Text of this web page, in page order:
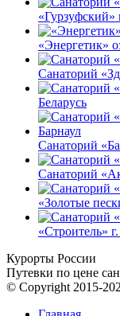
«Гурзуфский»
«Энергетик»
Санаторий
Беларусь
Санаторий
Санаторий
«Золотые
«Строитель»
Курорты России
Путевки по цене
© Copyright 2015-